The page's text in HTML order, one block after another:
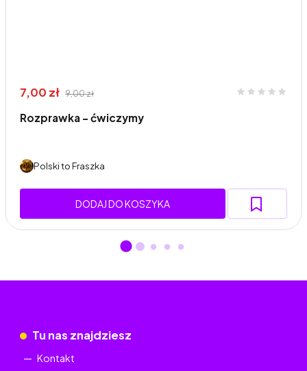
7,00 zł 9,00 zł
Rozprawka - ćwiczymy
Polski to Fraszka
DODAJ DO KOSZYKA
Tu nas znajdziesz
Kontakt